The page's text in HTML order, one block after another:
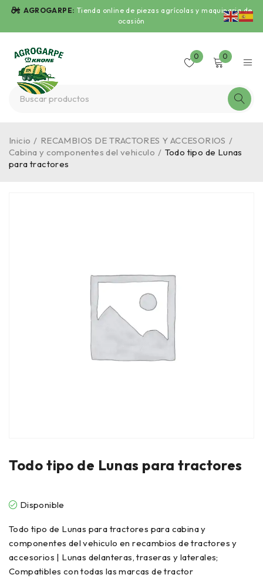
AGROGARPE: Tienda online de piezas agrícolas y maquinaria de
ocasión
0 0
Inicio / RECAMBIOS DE TRACTORES Y ACCESORIOS /
Cabina y componentes del vehiculo / Todo tipo de Lunas
para tractores
Todo tipo de Lunas para tractores
Disponible
Todo tipo de Lunas para tractores para cabina y
componentes del vehiculo en recambios de tractores y
accesorios | Lunas delanteras, traseras y laterales;
Compatibles con todas las marcas de tractor